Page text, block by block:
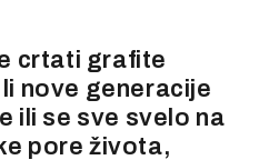
crtati grafite
nove generacije
ili se sve svelo na
pore života,